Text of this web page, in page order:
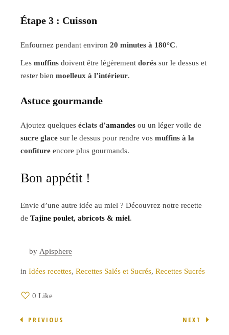
Étape 3 : Cuisson
Enfournez pendant environ20 minutes à 180°C.
Lesmuffins doivent être légèrementdorés sur le dessus et
rester bienmoelleux à l’intérieur.
Astuce gourmande
Ajoutez quelqueséclats d’amandes ou un léger voile de
sucre glace sur le dessus pour rendre vosmuffins à la
confiture encore plus gourmands.
Bon appétit !
Envie d’une autre idée au miel ? Découvrez notre recette
de Tajine poulet, abricots & miel.
by Apisphere
inIdées recettes,Recettes Salés et Sucrés,Recettes Sucrés
0 Like
PREVIOUS NEXT